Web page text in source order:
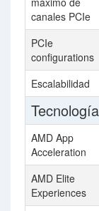
canales PCIe
PCIe
configurations
Escalabilidad
AMD App
Acceleration
AMD Elite
Experiences